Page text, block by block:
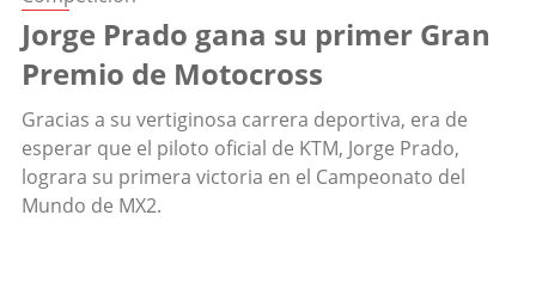
Jorge Prado gana su primer Gran
Premio de Motocross
Gracias a su vertiginosa carrera deportiva, era de
esperar que el piloto oficial de KTM, Jorge Prado,
lograra su primera victoria en el Campeonato del
Mundo de MX2.